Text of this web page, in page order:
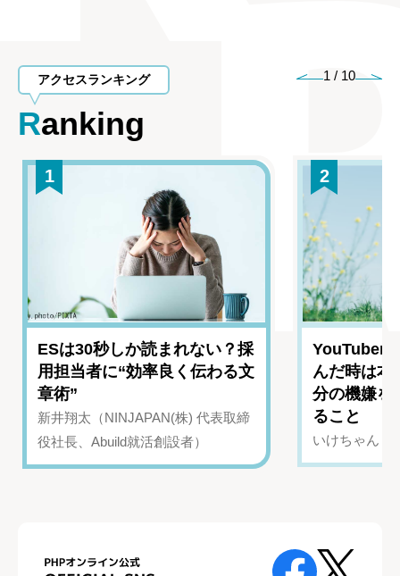
アクセスランキング
Ranking
1 / 10
1
ESは30秒しか読まれない？採
用担当者に“効率良く伝わる文
章術”
新井翔太（NINJAPAN(株) 代表取締
役社長、Abuild就活創設者）
2
YouTuber
んだ時は
分の機嫌を
ること
いけちゃん（